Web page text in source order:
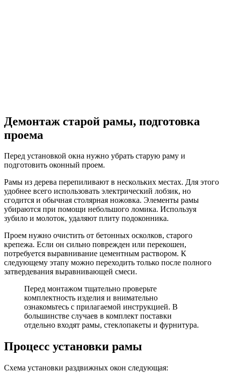
Демонтаж старой рамы, подготовка
проема
Перед установкой окна нужно убрать старую раму и
подготовить оконный проем.
Рамы из дерева перепиливают в нескольких местах. Для этого
удобнее всего использовать электрический лобзик, но
сгодится и обычная столярная ножовка. Элементы рамы
убираются при помощи небольшого ломика. Используя
зубило и молоток, удаляют плиту подоконника.
Проем нужно очистить от бетонных осколков, старого
крепежа. Если он сильно поврежден или перекошен,
потребуется выравнивание цементным раствором. К
следующему этапу можно переходить только после полного
затвердевания выравнивающей смеси.
Перед монтажом тщательно проверьте
комплектность изделия и внимательно
ознакомьтесь с прилагаемой инструкцией. В
большинстве случаев в комплект поставки
отдельно входят рамы, стеклопакеты и фурнитура.
Процесс установки рамы
Схема установки раздвижных окон следующая: